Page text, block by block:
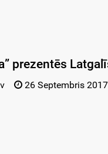
prezentēs
26 Septembris 2017